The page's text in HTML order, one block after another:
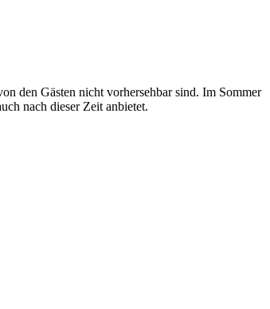
den Gästen nicht vorhersehbar sind. Im Sommer
nach dieser Zeit anbietet.